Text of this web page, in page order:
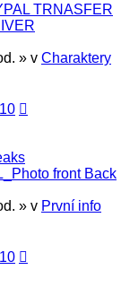
TRNASFER
» v Charaktery
front Back
» v První info